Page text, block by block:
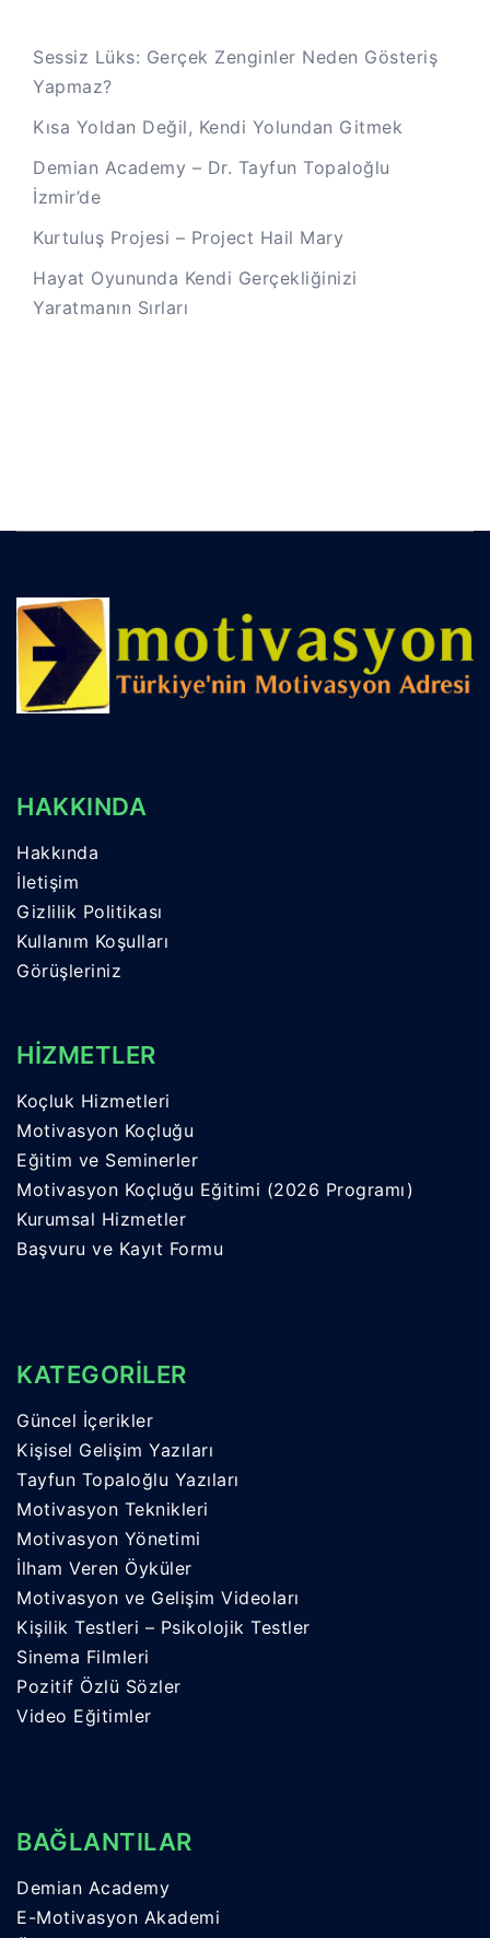
Sessiz Lüks: Gerçek Zenginler Neden Gösteriş
Yapmaz?
Kısa Yoldan Değil, Kendi Yolundan Gitmek
Demian Academy – Dr. Tayfun Topaloğlu
İzmir’de
Kurtuluş Projesi – Project Hail Mary
Hayat Oyununda Kendi Gerçekliğinizi
Yaratmanın Sırları
HAKKINDA
Hakkında
İletişim
Gizlilik Politikası
Kullanım Koşulları
Görüşleriniz
HİZMETLER
Koçluk Hizmetleri
Motivasyon Koçluğu
Eğitim ve Seminerler
Motivasyon Koçluğu Eğitimi (2026 Programı)
Kurumsal Hizmetler
Başvuru ve Kayıt Formu
KATEGORİLER
Güncel İçerikler
Kişisel Gelişim Yazıları
Tayfun Topaloğlu Yazıları
Motivasyon Teknikleri
Motivasyon Yönetimi
İlham Veren Öyküler
Motivasyon ve Gelişim Videoları
Kişilik Testleri – Psikolojik Testler
Sinema Filmleri
Pozitif Özlü Sözler
Video Eğitimler
BAĞLANTILAR
Demian Academy
E-Motivasyon Akademi